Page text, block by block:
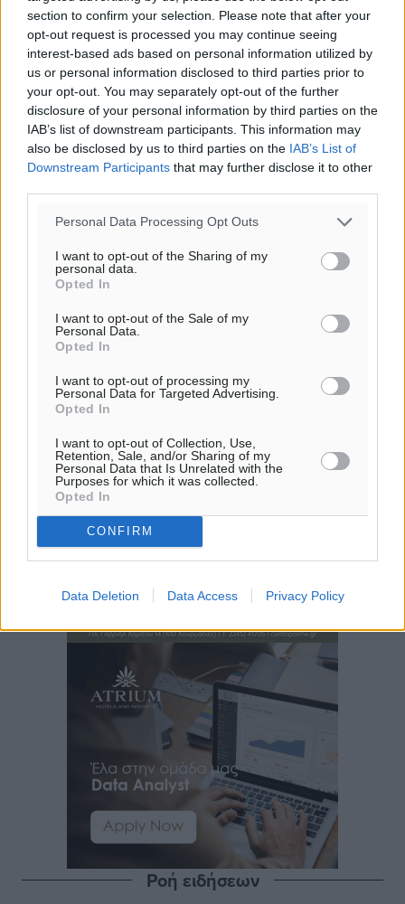
section to confirm your selection. Please note that after your
opt-out request is processed you may continue seeing
interest-based ads based on personal information utilized by
us or personal information disclosed to third parties prior to
your opt-out. You may separately opt-out of the further
disclosure of your personal information by third parties on the
IAB’s list of downstream participants. This information may
also be disclosed by us to third parties on the IAB’s List of
Downstream Participants that may further disclose it to other
Personal Data Processing Opt Outs
I want to opt-out of the Sharing of my
personal data.
Opted In
I want to opt-out of the Sale of my
Personal Data.
Opted In
I want to opt-out of processing my
Personal Data for Targeted Advertising.
Opted In
I want to opt-out of Collection, Use,
Retention, Sale, and/or Sharing of my
Personal Data that Is Unrelated with the
Purposes for which it was collected.
Opted In
CONFIRM
Data Deletion Data Access Privacy Policy
πρόγνωση:
32°
ΔΕ
29°
ΤΡ
28°
ΤΕ
29°
Ροή ειδήσεων